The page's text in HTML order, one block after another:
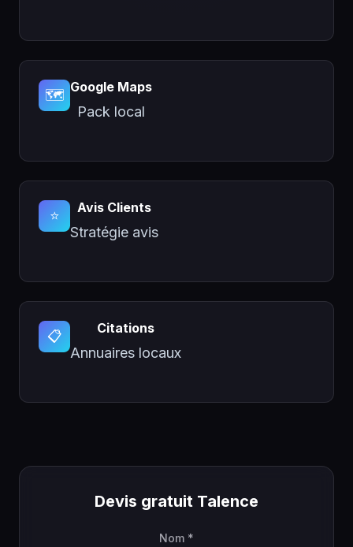
🗺️ Google Maps
Pack local
⭐ Avis Clients
Stratégie avis
📋 Citations
Annuaires locaux
Devis gratuit Talence
Nom *